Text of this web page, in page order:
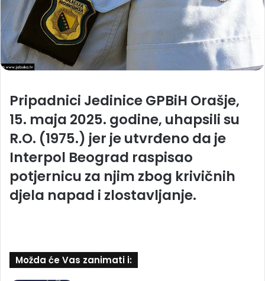
Pripadnici Jedinice GPBiH Orašje,
15. maja 2025. godine, uhapsili su
R.O. (1975.) jer je utvrđeno da je
Interpol Beograd raspisao
potjernicu za njim zbog krivičnih
djela napad i zlostavljanje.
Možda će Vas zanimati i: